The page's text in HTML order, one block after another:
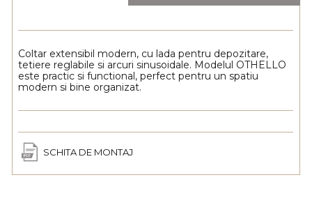
Coltar extensibil modern, cu lada pentru depozitare,
tetiere reglabile si arcuri sinusoidale. Modelul OTHELLO
este practic si functional, perfect pentru un spatiu
modern si bine organizat.
SCHITA DE MONTAJ